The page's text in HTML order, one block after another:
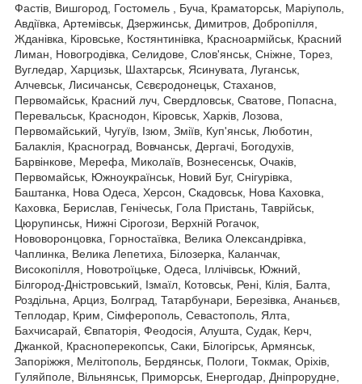
Фастів, Вишгород, Гостомель , Буча, Краматорськ, Маріуполь,
Авдіївка, Артемівськ, Дзержинськ, Димитров, Добропілля,
Жданівка, Кіровське, Костянтинівка, Красноармійськ, Красний
Лиман, Новогродівка, Селидове, Слов'янськ, Сніжне, Торез,
Вугледар, Харцизьк, Шахтарськ, Ясинувата, Луганськ,
Алчевськ, Лисичанськ, Сєвєродонецьк, Стаханов,
Первомайськ, Красний луч, Свердловськ, Сватове, Попасна,
Перевальськ, Краснодон, Кіровськ, Харків, Лозова,
Первомайський, Чугуїв, Ізюм, Зміїв, Куп'янськ, Люботин,
Балаклія, Красноград, Вовчанськ, Дергачі, Богодухів,
Барвінкове, Мерефа, Миколаїв, Вознесенськ, Очаків,
Первомайськ, Южноукраїнськ, Новий Буг, Снігурівка,
Баштанка, Нова Одеса, Херсон, Скадовськ, Нова Каховка,
Каховка, Берислав, Генічеськ, Гола Пристань, Таврійськ,
Цюрупинськ, Нижні Сірогози, Верхній Рогачок,
Нововоронцовка, Горностаївка, Велика Олександрівка,
Чаплинка, Велика Лепетиха, Білозерка, Каланчак,
Високопілля, Новотроїцьке, Одеса, Іллічівськ, Южний,
Білгород-Дністровський, Ізмаїл, Котовськ, Рені, Кілія, Балта,
Роздільна, Арциз, Болград, Татарбунари, Березівка, Ананьєв,
Теплодар, Крим, Сімферополь, Севастополь, Ялта,
Бахчисарай, Євпаторія, Феодосія, Алушта, Судак, Керч,
Джанкой, Красноперекопськ, Саки, Білогірськ, Армянськ,
Запоріжжя, Мелітополь, Бердянськ, Пологи, Токмак, Оріхів,
Гуляйполе, Вільнянськ, Приморськ, Енергодар, Дніпрорудне,